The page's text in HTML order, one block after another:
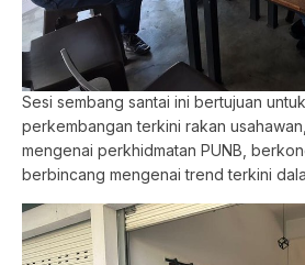
Sesi sembang santai ini bertujuan
perkembangan terkini rakan
mengenai perkhidmatan PUNB,
berbincang mengenai trend terkini